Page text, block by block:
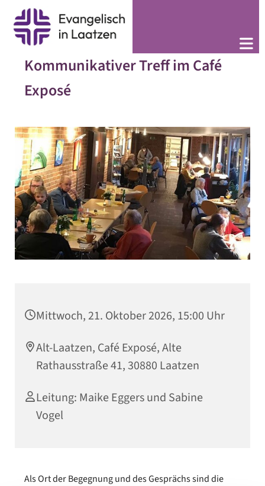
Kommunikativer Treff im Café
Exposé
Mittwoch, 21. Oktober 2026, 15:00 Uhr
Alt-Laatzen, Café Exposé, Alte
Rathausstraße 41, 30880 Laatzen
Leitung: Maike Eggers und Sabine
Vogel
Als Ort der Begegnung und des Gesprächs sind die